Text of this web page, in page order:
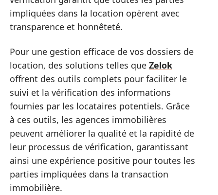
impliquées dans la location opèrent avec
transparence et honnêteté.
Pour une gestion efficace de vos dossiers de
location, des solutions telles que Zelok
offrent des outils complets pour faciliter le
suivi et la vérification des informations
fournies par les locataires potentiels. Grâce
à ces outils, les agences immobilières
peuvent améliorer la qualité et la rapidité de
leur processus de vérification, garantissant
ainsi une expérience positive pour toutes les
parties impliquées dans la transaction
immobilière.